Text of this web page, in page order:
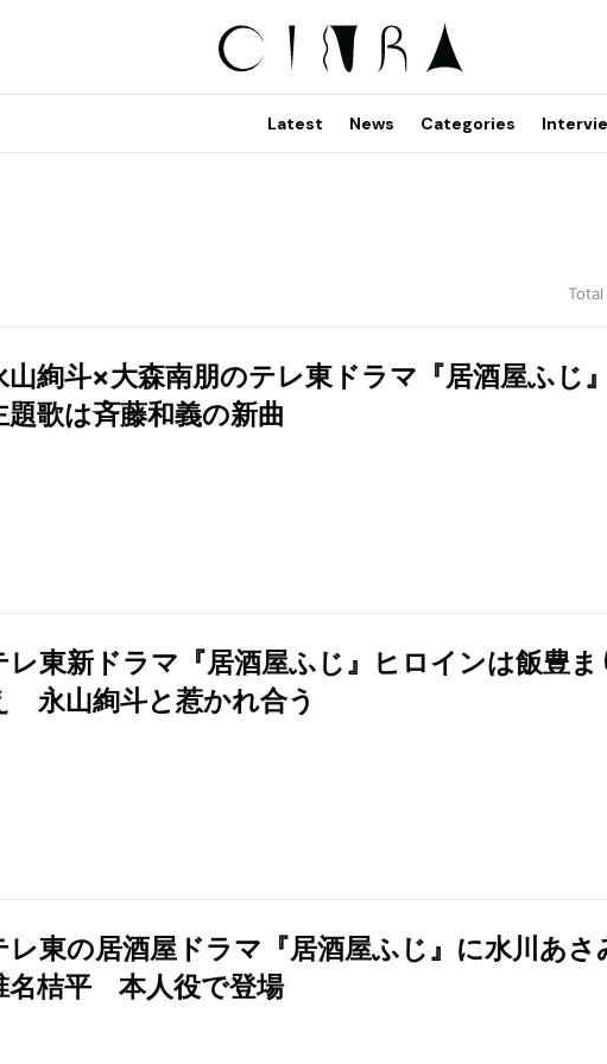
Latest News Categories
山絢斗×大森南朋のテレ東ドラマ『居酒屋ふ
題歌は斉藤和義の新曲
レ東新ドラマ『居酒屋ふじ』ヒロインは飯豊ま
永山絢斗と惹かれ合う
レ東の居酒屋ドラマ『居酒屋ふじ』に水川あさ
名桔平 本人役で登場